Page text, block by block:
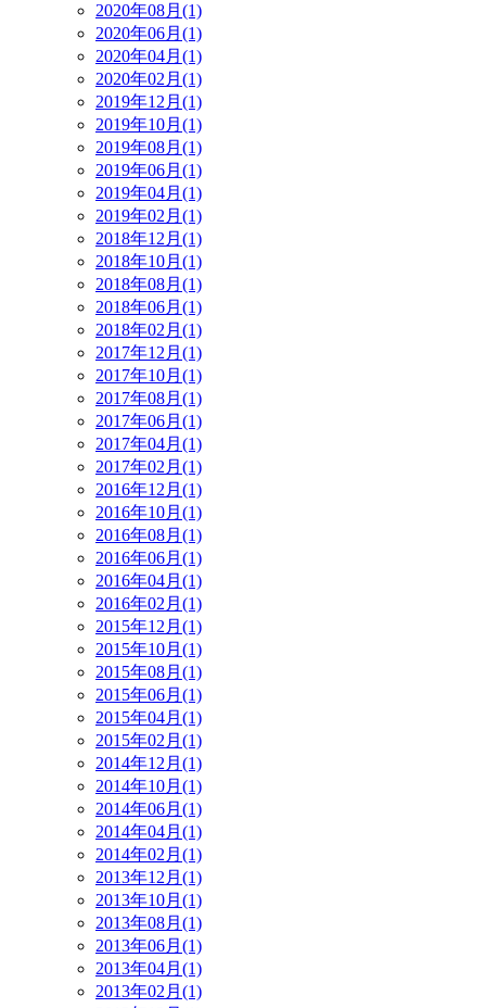
2020年08月(1)
2020年06月(1)
2020年04月(1)
2020年02月(1)
2019年12月(1)
2019年10月(1)
2019年08月(1)
2019年06月(1)
2019年04月(1)
2019年02月(1)
2018年12月(1)
2018年10月(1)
2018年08月(1)
2018年06月(1)
2018年02月(1)
2017年12月(1)
2017年10月(1)
2017年08月(1)
2017年06月(1)
2017年04月(1)
2017年02月(1)
2016年12月(1)
2016年10月(1)
2016年08月(1)
2016年06月(1)
2016年04月(1)
2016年02月(1)
2015年12月(1)
2015年10月(1)
2015年08月(1)
2015年06月(1)
2015年04月(1)
2015年02月(1)
2014年12月(1)
2014年10月(1)
2014年06月(1)
2014年04月(1)
2014年02月(1)
2013年12月(1)
2013年10月(1)
2013年08月(1)
2013年06月(1)
2013年04月(1)
2013年02月(1)